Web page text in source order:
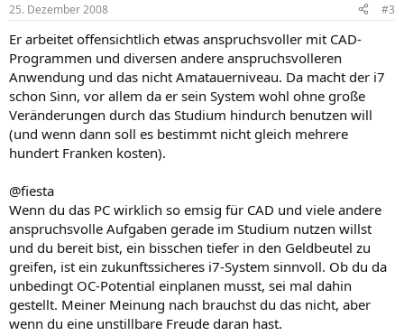
25. Dezember 2008 #3
Er arbeitet offensichtlich etwas anspruchsvoller mit CAD-
Programmen und diversen andere anspruchsvolleren
Anwendung und das nicht Amatauerniveau. Da macht der i7
schon Sinn, vor allem da er sein System wohl ohne große
Veränderungen durch das Studium hindurch benutzen will
(und wenn dann soll es bestimmt nicht gleich mehrere
hundert Franken kosten).
@fiesta
Wenn du das PC wirklich so emsig für CAD und viele andere
anspruchsvolle Aufgaben gerade im Studium nutzen willst
und du bereit bist, ein bisschen tiefer in den Geldbeutel zu
greifen, ist ein zukunftssicheres i7-System sinnvoll. Ob du da
unbedingt OC-Potential einplanen musst, sei mal dahin
gestellt. Meiner Meinung nach brauchst du das nicht, aber
wenn du eine unstillbare Freude daran hast.